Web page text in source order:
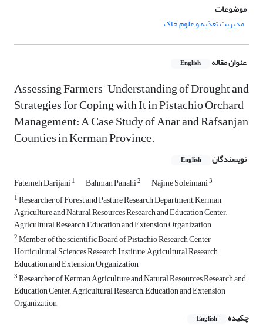
موضوعات
مدیریت تغذیه و علوم خاک
عنوان مقاله English
Assessing Farmers' Understanding of Drought and
Strategies for Coping with It in Pistachio Orchard
Management: A Case Study of Anar and Rafsanjan
Counties in Kerman Province.
نویسندگان English
Fatemeh Darijani1 Bahman Panahi2 Najme Soleimani3
1Researcher of Forest and Pasture Research Department, Kerman
Agriculture and Natural Resources Research and Education Center,
Agricultural Research, Education and Extension Organization
2Member of the scientific Board of Pistachio Research Center,
Horticultural Sciences Research Institute, Agricultural Research,
Education and Extension Organization
3Researcher of Kerman Agriculture and Natural Resources Research and
Education Center, Agricultural Research, Education and Extension
Organization
چکیده
English